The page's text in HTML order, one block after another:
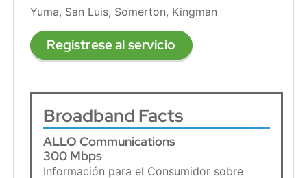
Yuma, San Luis, Somerton, Kingman
Regístrese al servicio
Broadband Facts
ALLO Communications
300 Mbps
Información para el Consumidor sobre